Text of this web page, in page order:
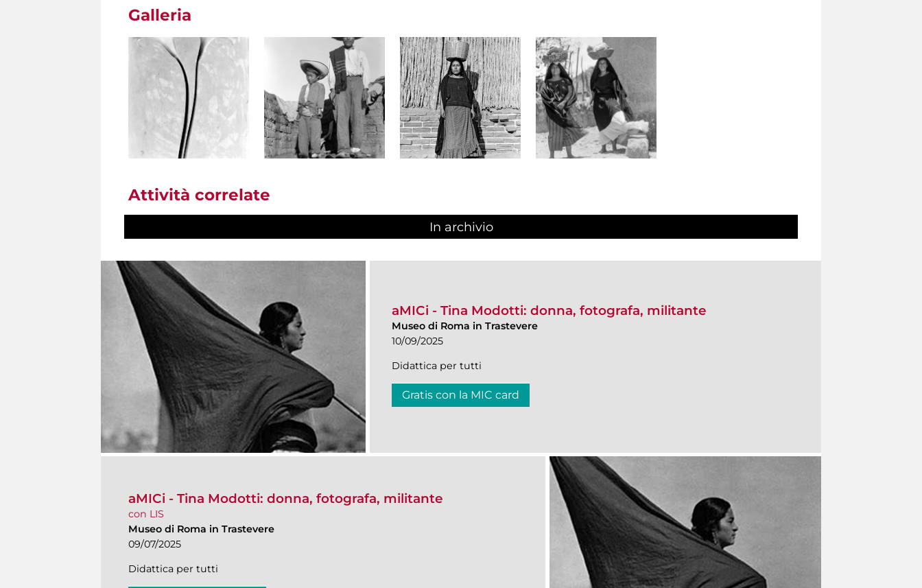
Galleria
Attività correlate
In archivio
aMICi - Tina Modotti: donna, fotografa, militante
Museo di Roma in Trastevere
10/09/2025
Didattica per tutti
Gratis con la MIC card
aMICi - Tina Modotti: donna, fotografa, militante
con LIS
Museo di Roma in Trastevere
09/07/2025
Didattica per tutti